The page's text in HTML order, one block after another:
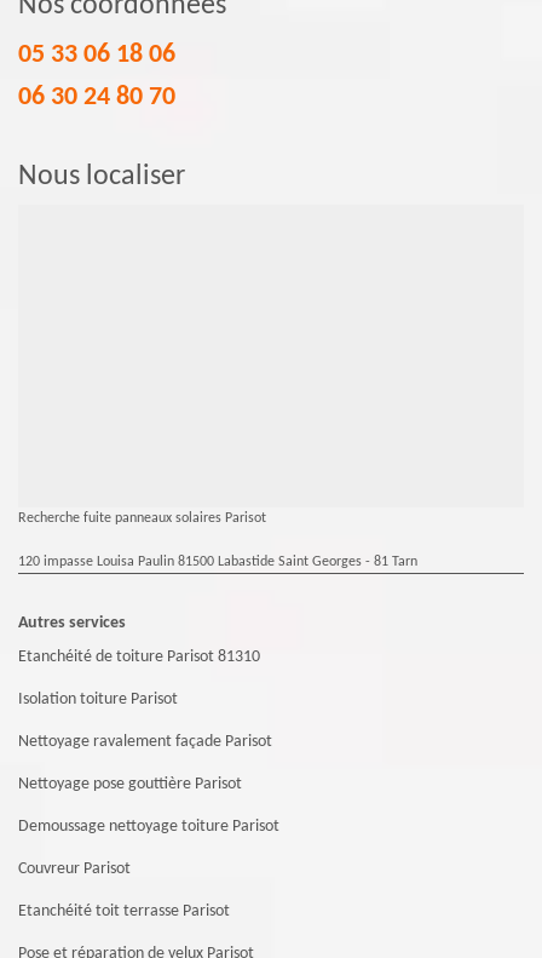
Nos coordonnées
05 33 06 18 06
06 30 24 80 70
Nous localiser
Recherche fuite panneaux solaires Parisot
120 impasse Louisa Paulin 81500 Labastide Saint Georges - 81 Tarn
Autres services
Etanchéité de toiture Parisot 81310
Isolation toiture Parisot
Nettoyage ravalement façade Parisot
Nettoyage pose gouttière Parisot
Demoussage nettoyage toiture Parisot
Couvreur Parisot
Etanchéité toit terrasse Parisot
Pose et réparation de velux Parisot